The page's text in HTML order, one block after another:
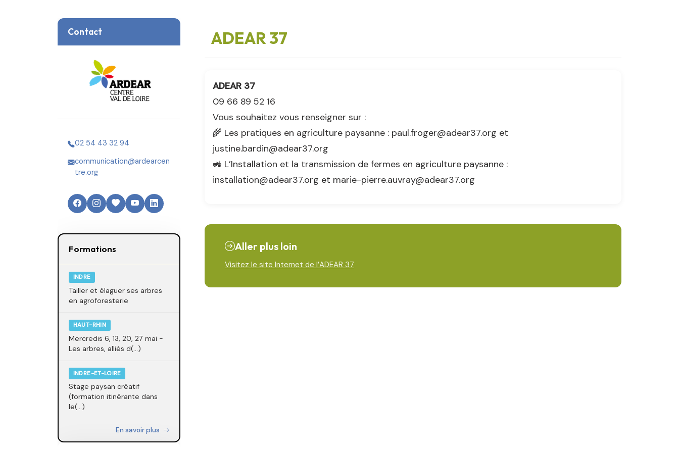
Contact
02 54 43 32 94
communication@ardearcen
tre.org
Formations
INDRE
Tailler et élaguer ses arbres
en agroforesterie
HAUT-RHIN
Mercredis 6, 13, 20, 27 mai -
Les arbres, alliés d(...)
INDRE-ET-LOIRE
Stage paysan créatif
(formation itinérante dans
le(...)
En savoir plus
ADEAR 37
ADEAR 37
09 66 89 52 16
Vous souhaitez vous renseigner sur :
🌾 Les pratiques en agriculture paysanne : paul.froger@adear37.org et
justine.bardin@adear37.org
🚜 L’Installation et la transmission de fermes en agriculture paysanne :
installation@adear37.org et marie-pierre.auvray@adear37.org
Aller plus loin
Visitez le site Internet de l’ADEAR 37